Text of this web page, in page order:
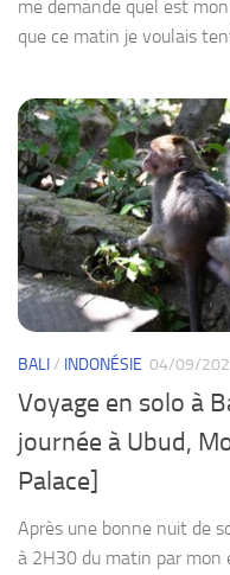
me demande quel est
que ce matin je voulais
BALI/ INDONÉSIE 04/09/
Voyage en solo à
journée à Ubud,
Palace]
Après une bonne nuit de
à 2H30 du matin par mon